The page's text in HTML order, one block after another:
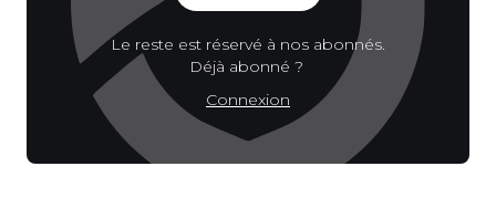
Le reste est réservé à nos abonnés.
Déjà abonné ?
Connexion